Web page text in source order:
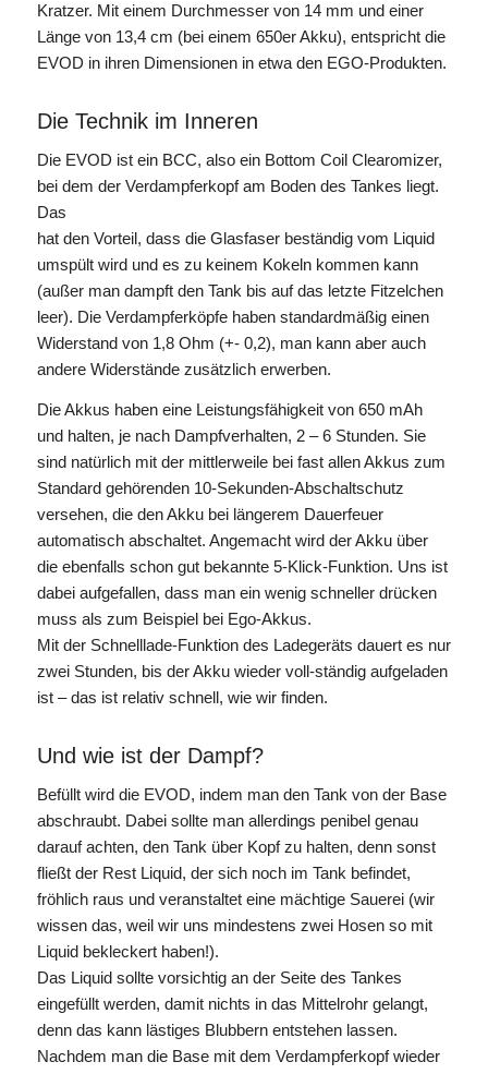
Kratzer. Mit einem Durchmesser von 14 mm und einer
Länge von 13,4 cm (bei einem 650er Akku), entspricht die
EVOD in ihren Dimensionen in etwa den EGO-Produkten.
Die Technik im Inneren
Die EVOD ist ein BCC, also ein Bottom Coil Clearomizer,
bei dem der Verdampferkopf am Boden des Tankes liegt.
Das
hat den Vorteil, dass die Glasfaser beständig vom Liquid
umspült wird und es zu keinem Kokeln kommen kann
(außer man dampft den Tank bis auf das letzte Fitzelchen
leer). Die Verdampferköpfe haben standardmäßig einen
Widerstand von 1,8 Ohm (+- 0,2), man kann aber auch
andere Widerstände zusätzlich erwerben.
Die Akkus haben eine Leistungsfähigkeit von 650 mAh
und halten, je nach Dampfverhalten, 2 – 6 Stunden. Sie
sind natürlich mit der mittlerweile bei fast allen Akkus zum
Standard gehörenden 10-Sekunden-Abschaltschutz
versehen, die den Akku bei längerem Dauerfeuer
automatisch abschaltet. Angemacht wird der Akku über
die ebenfalls schon gut bekannte 5-Klick-Funktion. Uns ist
dabei aufgefallen, dass man ein wenig schneller drücken
muss als zum Beispiel bei Ego-Akkus.
Mit der Schnelllade-Funktion des Ladegeräts dauert es nur
zwei Stunden, bis der Akku wieder voll-ständig aufgeladen
ist – das ist relativ schnell, wie wir finden.
Und wie ist der Dampf?
Befüllt wird die EVOD, indem man den Tank von der Base
abschraubt. Dabei sollte man allerdings penibel genau
darauf achten, den Tank über Kopf zu halten, denn sonst
fließt der Rest Liquid, der sich noch im Tank befindet,
fröhlich raus und veranstaltet eine mächtige Sauerei (wir
wissen das, weil wir uns mindestens zwei Hosen so mit
Liquid bekleckert haben!).
Das Liquid sollte vorsichtig an der Seite des Tankes
eingefüllt werden, damit nichts in das Mittelrohr gelangt,
denn das kann lästiges Blubbern entstehen lassen.
Nachdem man die Base mit dem Verdampferkopf wieder